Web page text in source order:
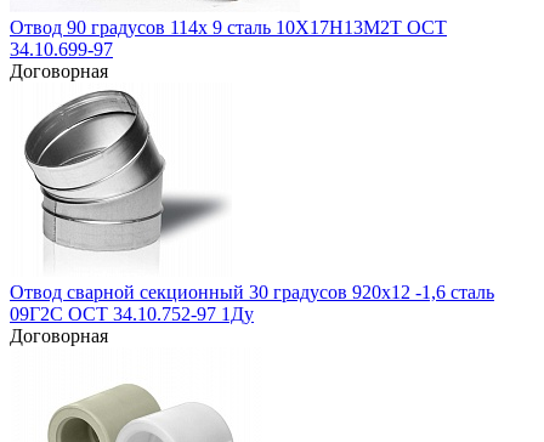
Отвод 90 градусов 114х 9 сталь 10Х17Н13М2Т ОСТ
34.10.699-97
Договорная
Отвод сварной секционный 30 градусов 920х12 -1,6 сталь
09Г2С ОСТ 34.10.752-97 1Ду
Договорная